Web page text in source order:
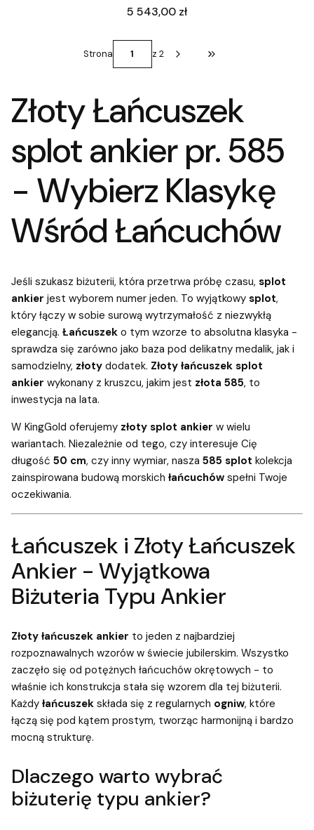
Cena
5 543,00 zł
Strona z 2 Przejdź do ostatniej
Złoty Łańcuszek
splot ankier pr. 585
- Wybierz Klasykę
Wśród Łańcuchów
Jeśli szukasz biżuterii, która przetrwa próbę czasu, splot
ankier jest wyborem numer jeden. To wyjątkowy splot,
który łączy w sobie surową wytrzymałość z niezwykłą
elegancją. Łańcuszek o tym wzorze to absolutna klasyka -
sprawdza się zarówno jako baza pod delikatny medalik, jak i
samodzielny, złoty dodatek. Złoty łańcuszek splot
ankier wykonany z kruszcu, jakim jest złota 585, to
inwestycja na lata.
W KingGold oferujemy złoty splot ankier w wielu
wariantach. Niezależnie od tego, czy interesuje Cię
długość 50 cm, czy inny wymiar, nasza 585 splot kolekcja
zainspirowana budową morskich łańcuchów spełni Twoje
oczekiwania.
Łańcuszek i Złoty Łańcuszek
Ankier - Wyjątkowa
Biżuteria Typu Ankier
Złoty łańcuszek ankier to jeden z najbardziej
rozpoznawalnych wzorów w świecie jubilerskim. Wszystko
zaczęło się od potężnych łańcuchów okrętowych - to
właśnie ich konstrukcja stała się wzorem dla tej biżuterii.
Każdy łańcuszek składa się z regularnych ogniw, które
łączą się pod kątem prostym, tworząc harmonijną i bardzo
mocną strukturę.
Dlaczego warto wybrać
biżuterię typu ankier?